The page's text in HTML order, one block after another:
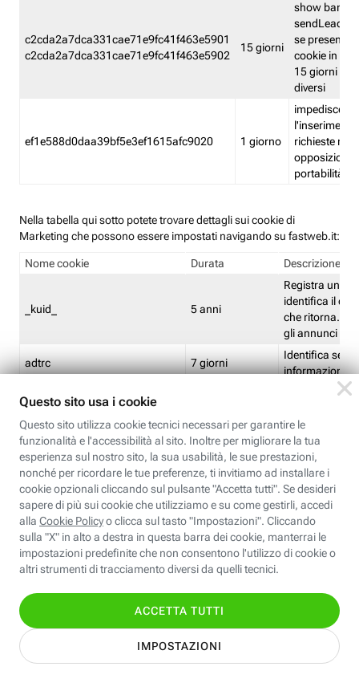
c2cda2a7dca331cae71e9fc41f463e5901
c2cda2a7dca331cae71e9fc41f463e5902
15 giorni
show banner
sendLead
se presenti
cookie in un
15 giorni e
diversi
ef1e588d0daa39bf5e3ef1615afc9020 1 giorno
impedisce
l'inserimento
richieste
opposizione
portabilità
Nella tabella qui sotto potete trovare dettagli sui cookie di
Marketing che possono essere impostati navigando su fastweb.it:
Nome cookie Durata Descrizione
_kuid_ 5 anni
Registra un ID
identifica il
che ritorna.
gli annunci
adtrc 7 giorni
Identifica se
informazioni
CFFC<TagID>
Limite di
CM 1 giorno
Identifica se
ricontrollare
corrispondenti
(impostata da
CM14 14 giorni
Identifica se
ricontrollare
corrispondenti
(impostata da
pagine
EBFC<BannerID> 7 giorni
Identifica la
banner
Identifica la